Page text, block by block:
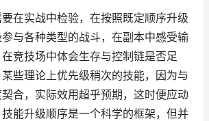
在实战中检验，在按照既定顺序升级
与各种类型的战斗，在副本中感受输
竞技场中体会生存与控制链是否足
些理论上优先级稍次的技能，因为与
合，实际效用超乎预期，这时便应动
能升级顺序是一个科学的框架，但并